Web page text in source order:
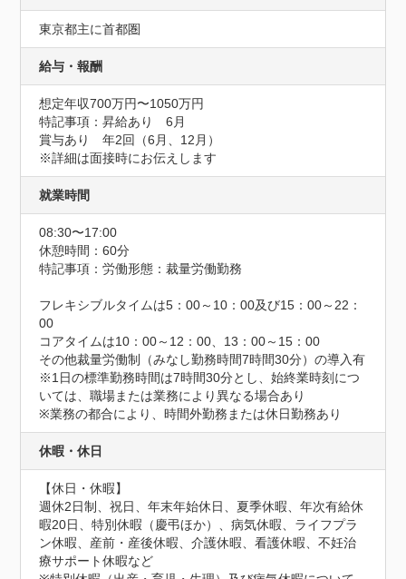
東京都主に首都圏
給与・報酬
想定年収700万円〜1050万円
特記事項：昇給あり　6月
賞与あり　年2回（6月、12月）
※詳細は面接時にお伝えします
就業時間
08:30〜17:00
休憩時間：60分
特記事項：労働形態：裁量労働勤務
フレキシブルタイムは5：00～10：00及び15：00～22：
00
コアタイムは10：00～12：00、13：00～15：00
その他裁量労働制（みなし勤務時間7時間30分）の導入有
※1日の標準勤務時間は7時間30分とし、始終業時刻につ
いては、職場または業務により異なる場合あり
※業務の都合により、時間外勤務または休日勤務あり
休暇・休日
【休日・休暇】
週休2日制、祝日、年末年始休日、夏季休暇、年次有給休
暇20日、特別休暇（慶弔ほか）、病気休暇、ライフプラ
ン休暇、産前・産後休暇、介護休暇、看護休暇、不妊治
療サポート休暇など